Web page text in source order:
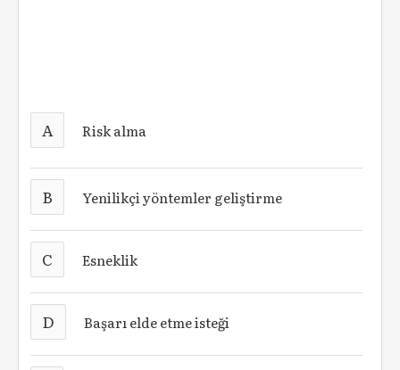
A Risk alma
B Yenilikçi yöntemler geliştirme
C Esneklik
D Başarı elde etme isteği